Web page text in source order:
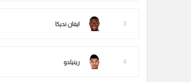
3 ايفان نديكا
4 رينيلدو